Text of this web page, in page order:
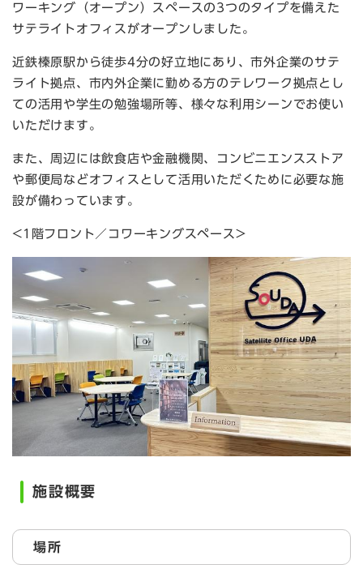
ワーキング（オープン）スペースの3つのタイプを備えた
サテライトオフィスがオープンしました。
近鉄榛原駅から徒歩4分の好立地にあり、市外企業のサテ
ライト拠点、市内外企業に勤める方のテレワーク拠点とし
ての活用や学生の勉強場所等、様々な利用シーンでお使い
いただけます。
また、周辺には飲食店や金融機関、コンビニエンスストア
や郵便局などオフィスとして活用いただくために必要な施
設が備わっています。
<1階フロント／コワーキングスペース>
施設概要
場所